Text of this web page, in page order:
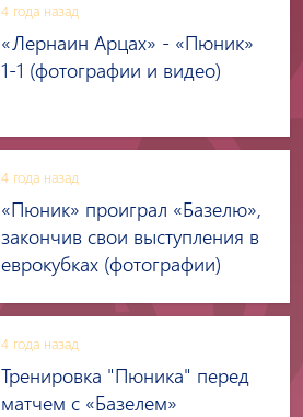
4 года назад
«Лернаин Арцах» - «Пюник»
1-1 (фотографии и видео)
4 года назад
«Пюник» проиграл «Базелю»,
закончив свои выступления в
еврокубках (фотографии)
4 года назад
Тренировка "Пюника" перед
матчем с «Базелем»